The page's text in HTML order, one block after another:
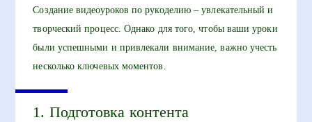
Создание видеоуроков по рукоделию – увлекательный и
творческий процесс. Однако для того, чтобы ваши уроки
были успешными и привлекали внимание, важно учесть
несколько ключевых моментов.
1. Подготовка контента